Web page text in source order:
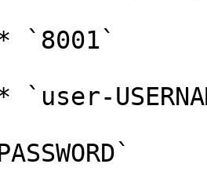
`8001`